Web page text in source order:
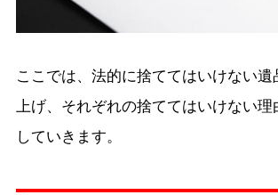
ここでは、法的に捨ててはいけない遺
上げ、それぞれの捨ててはいけない
していきます。